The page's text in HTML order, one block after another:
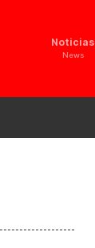
Noticias
News